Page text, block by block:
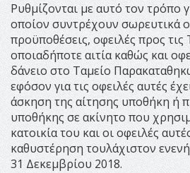
Ρυθμίζονται με αυτό τον τρόπο
οποίον συντρέχουν σωρευτικά
προϋποθέσεις, οφειλές προς τις
οποιαδήποτε αιτία καθώς και
δάνειο στο Ταμείο
εφόσον για τις οφειλές αυτές
άσκηση της αίτησης υποθήκη ή
υποθήκης σε ακίνητο που
κατοικία του και οι οφειλές
καθυστέρηση τουλάχιστον
31 Δεκεμβρίου 2018.